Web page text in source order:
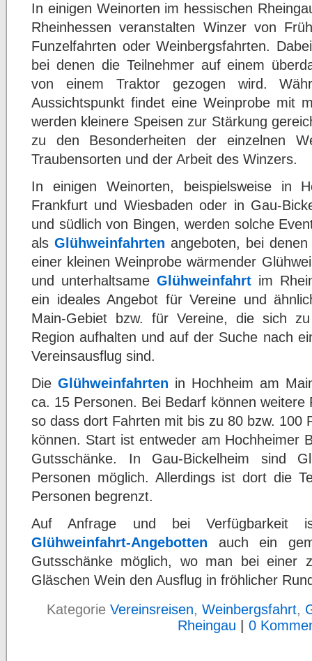
In einigen Weinorten im hessischen
Rheinhessen veranstalten Winzer von
Funzelfahrten oder Weinbergsfahrten.
bei denen die Teilnehmer auf einem
von einem Traktor gezogen wird.
Aussichtspunkt findet eine Weinprobe mit
werden kleinere Speisen zur Stärkung
zu den Besonderheiten der einzelnen
Traubensorten und der Arbeit des Winzers.
In einigen Weinorten, beispielsweise in
Frankfurt und Wiesbaden oder in Gau-
und südlich von Bingen, werden solche
alsGlühweinfahrten angeboten, bei
einer kleinen Weinprobe wärmender
und unterhaltsame Glühweinfahrtim
ein ideales Angebot für Vereine und
Main-Gebiet bzw. für Vereine, die sich
Region aufhalten und auf der Suche nach
Vereinsausflug sind.
Die Glühweinfahrten in Hochheim am
ca. 15 Personen. Bei Bedarf können weitere
so dass dort Fahrten mit bis zu 80 bzw. 100
können. Start ist entweder am Hochheimer
Gutsschänke. In Gau-Bickelheim sind
Personen möglich. Allerdings ist dort die
Personen begrenzt.
Auf Anfrage und bei Verfügbarkeit
Glühweinfahrt-Angebotten auch ein
Gutsschänke möglich, wo man bei einer
Gläschen Wein den Ausflug in fröhlicher
Kategorie Vereinsreisen, Weinbergsfahrt,
Rheingau
0